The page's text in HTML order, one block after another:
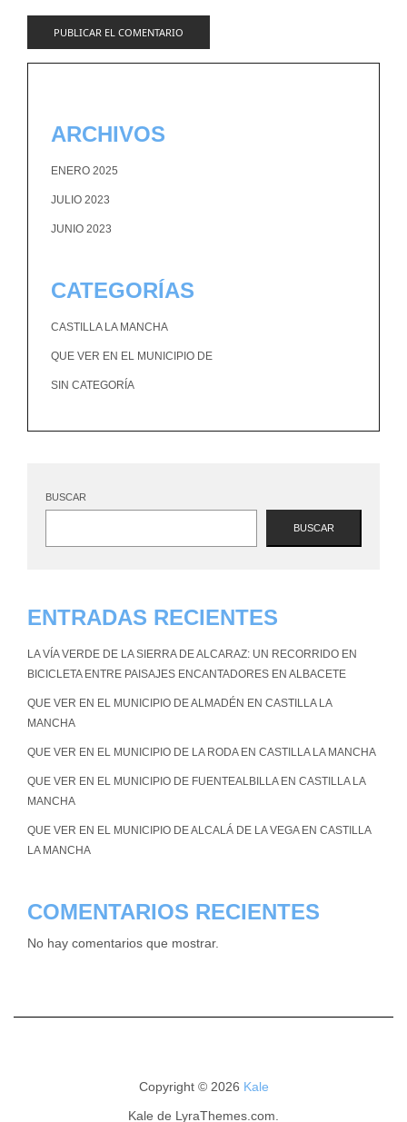
ARCHIVOS
ENERO 2025
JULIO 2023
JUNIO 2023
CATEGORÍAS
CASTILLA LA MANCHA
QUE VER EN EL MUNICIPIO DE
SIN CATEGORÍA
BUSCAR
BUSCAR
ENTRADAS RECIENTES
LA VÍA VERDE DE LA SIERRA DE ALCARAZ: UN RECORRIDO EN
BICICLETA ENTRE PAISAJES ENCANTADORES EN ALBACETE
QUE VER EN EL MUNICIPIO DE ALMADÉN EN CASTILLA LA
MANCHA
QUE VER EN EL MUNICIPIO DE LA RODA EN CASTILLA LA MANCHA
QUE VER EN EL MUNICIPIO DE FUENTEALBILLA EN CASTILLA LA
MANCHA
QUE VER EN EL MUNICIPIO DE ALCALÁ DE LA VEGA EN CASTILLA
LA MANCHA
COMENTARIOS RECIENTES
No hay comentarios que mostrar.
Copyright © 2026 Kale
Kale de LyraThemes.com.